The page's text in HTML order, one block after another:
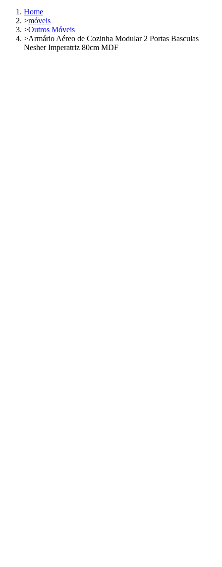
Home
>móveis
>Outros Móveis
>Armário Aéreo de Cozinha Modular 2 Portas Basculas
Nesher Imperatriz 80cm MDF